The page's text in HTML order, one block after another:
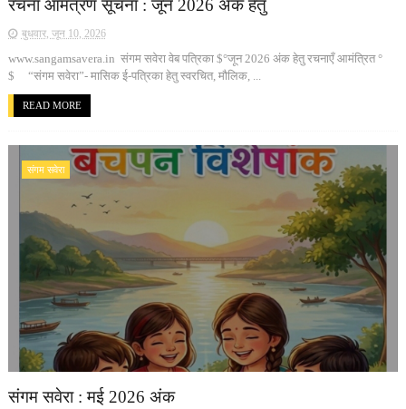
रचना आमंत्रण सूचना : जून 2026 अंक हेतु
बुधवार, जून 10, 2026
www.sangamsavera.in संगम सवेरा वेब पत्रिका $°जून 2026 अंक हेतु रचनाएँ आमंत्रित °
$ “संगम सवेरा”- मासिक ई-पत्रिका हेतु स्वरचित, मौलिक, ...
READ MORE
संगम सवेरा
संगम सवेरा : मई 2026 अंक